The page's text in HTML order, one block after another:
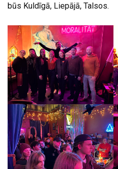
būs Kuldīgā, Liepājā, Talsos.